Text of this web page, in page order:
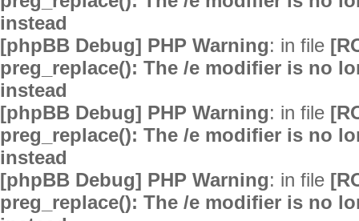
instead
[phpBB Debug] PHP Warning: in file
preg_replace(): The /e modifier is no
instead
[phpBB Debug] PHP Warning: in file
preg_replace(): The /e modifier is no
instead
[phpBB Debug] PHP Warning: in file
preg_replace(): The /e modifier is no